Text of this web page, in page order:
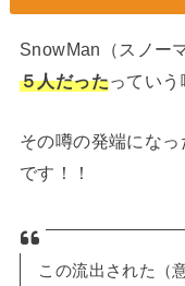
SnowMan（スノー
５人だったっていう
その噂の発端にな
です！！
この流出された（